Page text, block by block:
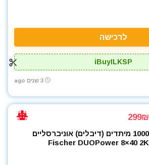
לרכישה
iBuyILKSP
3 שנים ago
299₪
1000 מיתדים (דיבלים) אוניברסליים
Fischer DUOPower 8×40 2K